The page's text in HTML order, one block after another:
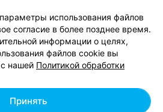
вопросам сотрудничества
руководителю relax.by
настройки cookie
персональных данных
использования файлов
согласие в более позднее время.
информации о целях,
файлов cookie вы
нашей Политикой обработки
Принять